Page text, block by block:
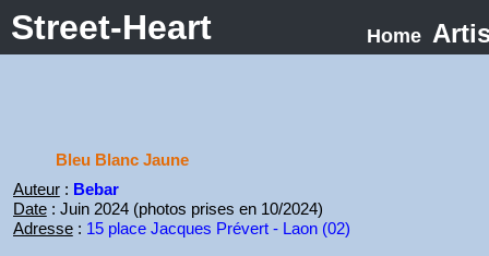
Street-Heart Home
Bleu Blanc Jaune
Auteur: Bebar
Date: Juin 2024 (photos prises en 10/2024)
Adresse: 15 place Jacques Prévert - Laon (02)